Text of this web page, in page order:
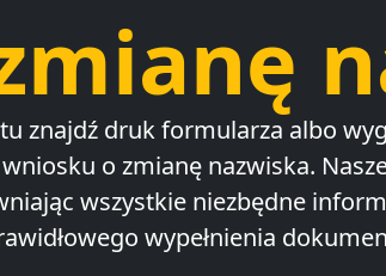
znajdź druk formularza albo
o zmianę nazwiska.
wszystkie niezbędne
wypełnienia